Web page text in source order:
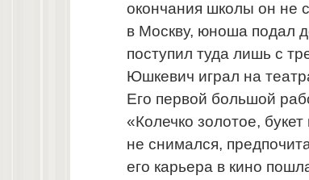
окончания школы он не
в Москву, юноша подал
поступил туда лишь с
Юшкевич играл на
Его первой большой
«Колечко золотое,
не снимался,
его карьера в кино